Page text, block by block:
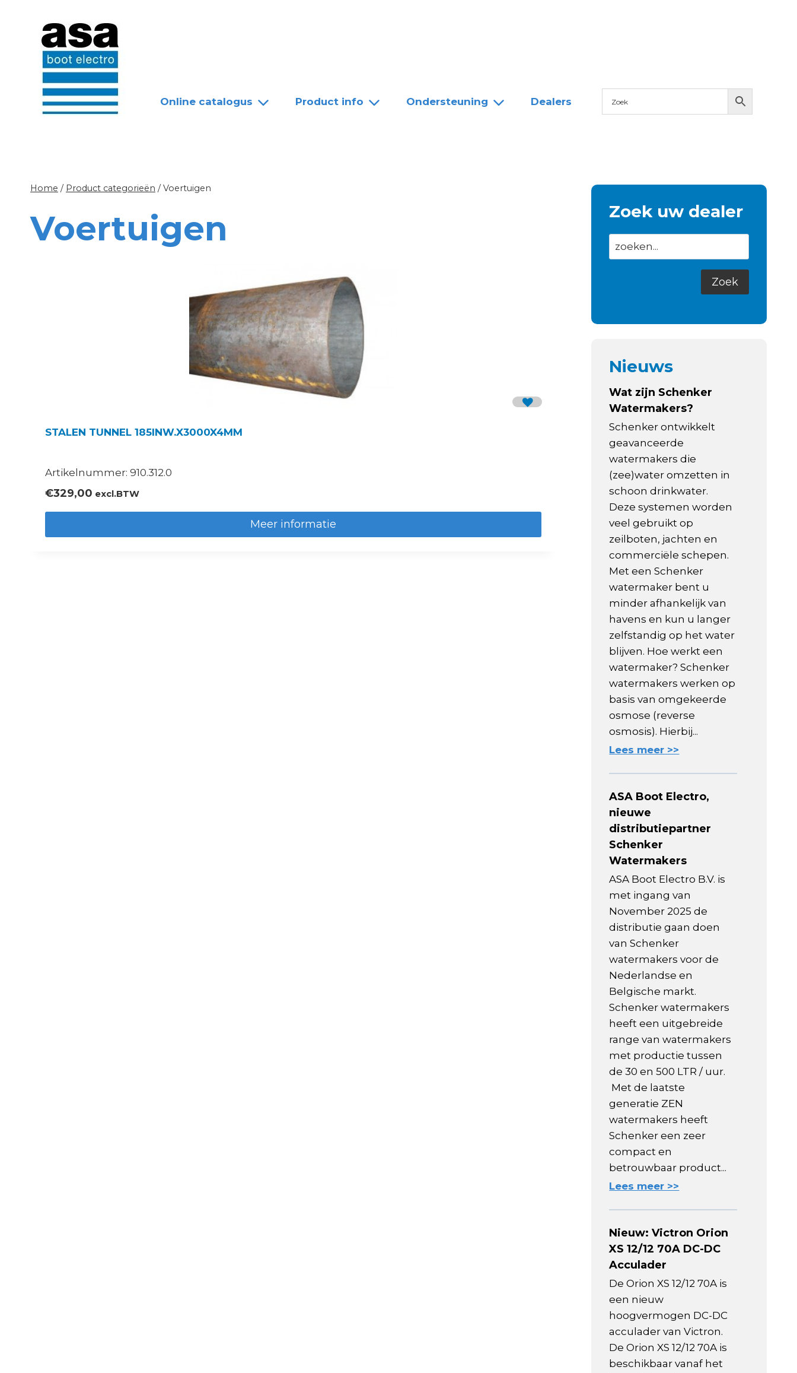
Online catalogus Product info Ondersteuning Dealers
Home / Product categorieën / Voertuigen
Voertuigen
STALEN TUNNEL 185INW.X3000X4MM
Artikelnummer: 910.312.0
€329,00 excl.BTW
Meer informatie
Zoek uw dealer
Nieuws
Wat zijn Schenker
Watermakers?
Schenker ontwikkelt
geavanceerde
watermakers die
(zee)water omzetten in
schoon drinkwater.
Deze systemen worden
veel gebruikt op
zeilboten, jachten en
commerciële schepen.
Met een Schenker
watermaker bent u
minder afhankelijk van
havens en kun u langer
zelfstandig op het water
blijven. Hoe werkt een
watermaker? Schenker
watermakers werken op
basis van omgekeerde
osmose (reverse
osmosis). Hierbij...
Lees meer >>
ASA Boot Electro,
nieuwe
distributiepartner
Schenker
Watermakers
ASA Boot Electro B.V. is
met ingang van
November 2025 de
distributie gaan doen
van Schenker
watermakers voor de
Nederlandse en
Belgische markt.
Schenker watermakers
heeft een uitgebreide
range van watermakers
met productie tussen
de 30 en 500 LTR / uur.
Met de laatste
generatie ZEN
watermakers heeft
Schenker een zeer
compact en
betrouwbaar product...
Lees meer >>
Nieuw: Victron Orion
XS 12/12 70A DC-DC
Acculader
De Orion XS 12/12 70A is
een nieuw
hoogvermogen DC-DC
acculader van Victron.
De Orion XS 12/12 70A is
beschikbaar vanaf het